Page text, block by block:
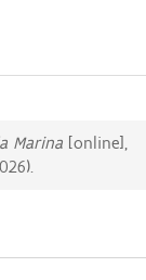
Marina [online],
).